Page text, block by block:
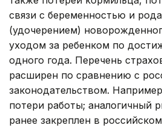
связи с беременностью и
(удочерением)
уходом за ребенком по
одного года. Перечень
расширен по сравнению с
законодательством.
потери работы; аналогичный
ранее закреплен в